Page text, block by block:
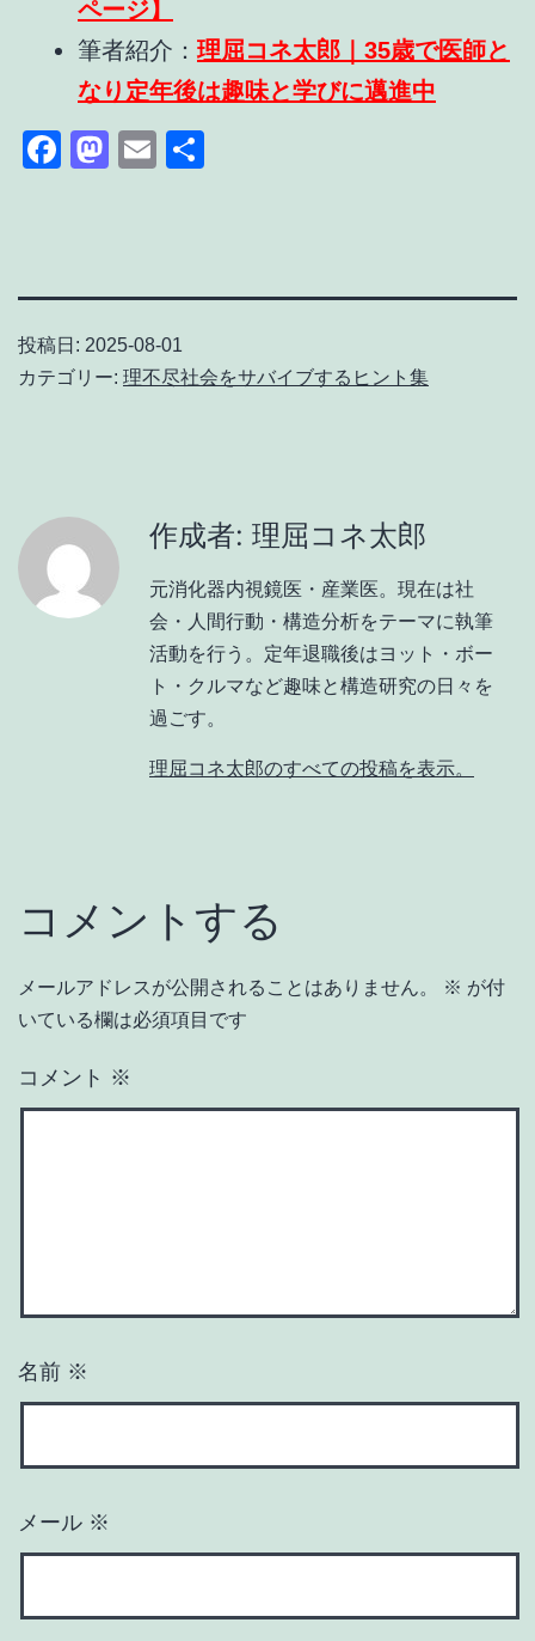
ページ】
筆者紹介： 理屈コネ太郎｜35歳で医師と
なり定年後は趣味と学びに邁進中
Facebook
Mastodon
Email
投稿日: 2025-08-01
カテゴリー: 理不尽社会をサバイブするヒント集
作成者: 理屈コネ太郎
元消化器内視鏡医・産業医。現在は社
会・人間行動・構造分析をテーマに執筆
活動を行う。定年退職後はヨット・ボー
ト・クルマなど趣味と構造研究の日々を
過ごす。
理屈コネ太郎のすべての投稿を表示。
コメントする
メールアドレスが公開されることはありません。 ※ が付
いている欄は必須項目です
コメント ※
名前 ※
メール ※